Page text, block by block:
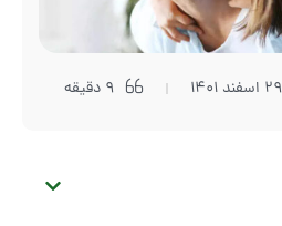
29 اسفند 1401 9 دقیقه